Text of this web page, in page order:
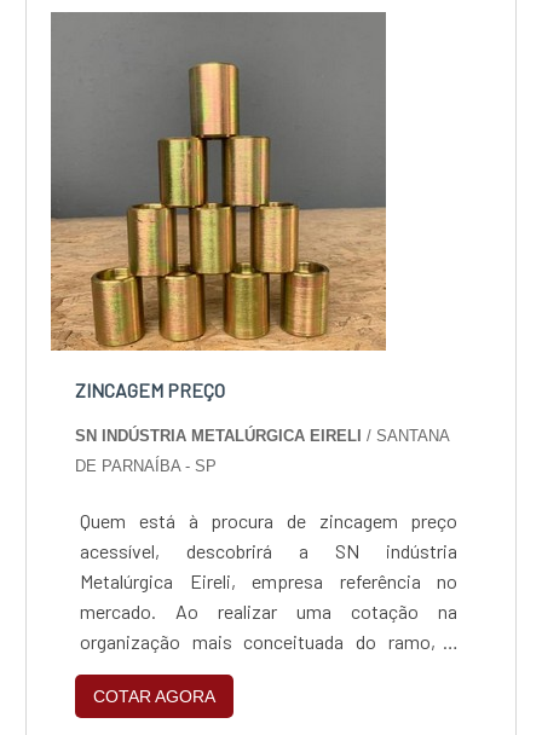
custo-benefício e um design completo de
ZINCAGEM PREÇO
SN INDÚSTRIA METALÚRGICA EIRELI/ SANTANA
DE PARNAÍBA - SP
Quem está à procura de zincagem preço
acessível, descobrirá a SN indústria
Metalúrgica Eireli, empresa referência no
mercado. Ao realizar uma cotação na
organização mais conceituada do ramo, o
cliente contará com serviços de excelência e o
suporte de especialistas para sanar eventuais
COTAR AGORA